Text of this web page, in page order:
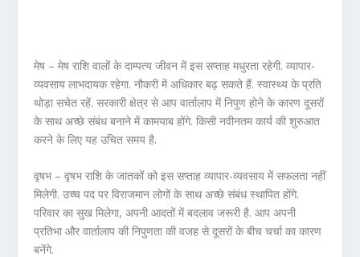
मेष – मेष राशि वालों के दाम्पत्य जीवन में इस सप्ताह मधुरता रहेगी. व्यापार-
व्यवसाय लाभदायक रहेगा. नौकरी में अधिकार बढ़ सकते हैं. स्वास्थ्य के प्रति
थोड़ा सचेत रहें. सरकारी क्षेत्र से आप वार्तालाप में निपुण होने के कारण दूसरों
के साथ अच्छे संबंध बनाने में कामयाब होंगे. किसी नवीनतम कार्य की शुरुआत
करने के लिए यह उचित समय है.
वृषभ – वृषभ राशि के जातकों को इस सप्ताह व्यापार-व्यवसाय में सफलता नहीं
मिलेगी. उच्च पद पर विराजमान लोगों के साथ अच्छे संबंध स्थापित होंगे.
परिवार का सुख मिलेगा, अपनी आदतों में बदलाव जरूरी है. आप अपनी
प्रतिभा और वार्तालाप की निपुणता की वजह से दूसरों के बीच चर्चा का कारण
बनेंगे.